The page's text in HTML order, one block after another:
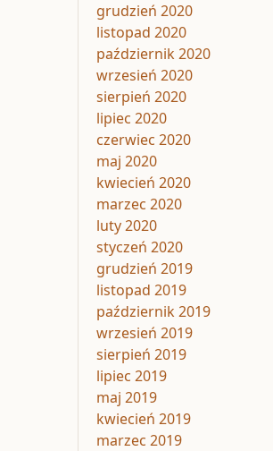
grudzień 2020
listopad 2020
październik 2020
wrzesień 2020
sierpień 2020
lipiec 2020
czerwiec 2020
maj 2020
kwiecień 2020
marzec 2020
luty 2020
styczeń 2020
grudzień 2019
listopad 2019
październik 2019
wrzesień 2019
sierpień 2019
lipiec 2019
maj 2019
kwiecień 2019
marzec 2019